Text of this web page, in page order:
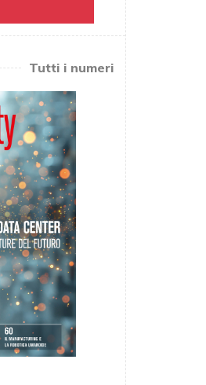
Tutti i numeri